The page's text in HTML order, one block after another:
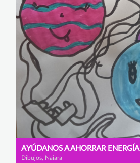
AYÚDANOS A AHORRAR ENERGÍA
Dibujos, Naiara